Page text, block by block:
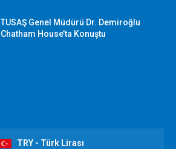
TUSAŞ Genel Müdürü Dr. Demiroğlu
Chatham House’ta Konuştu
TRY - Türk Lirası